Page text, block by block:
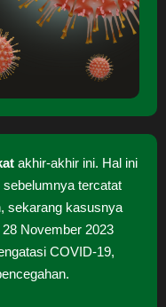
akhir-akhir ini. Hal ini
tercatat
sekarang kasusnya
28 November 2023
COVID-19,